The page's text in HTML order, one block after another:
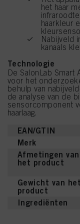
het haar
haarkleur
Nabijveld
kanaals
Technologie
De SalonLab Smart
voor het
behulp van
de analyse van de
sensorcomponent
haarlaag.
EAN/GTIN
Merk
Afmetingen van
het product
Gewicht van het
product
Ingrediënten